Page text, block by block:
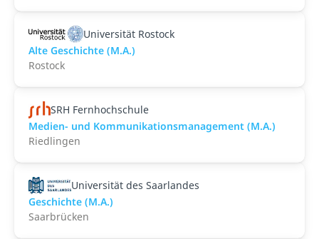
Universität Rostock
Alte Geschichte (M.A.)
Rostock
SRH Fernhochschule
Medien- und Kommunikationsmanagement (M.A.)
Riedlingen
Universität des Saarlandes
Geschichte (M.A.)
Saarbrücken